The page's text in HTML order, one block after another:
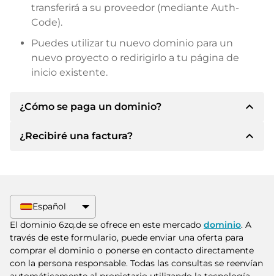
transferirá a su proveedor (mediante Auth-
Code).
Puedes utilizar tu nuevo dominio para un
nuevo proyecto o redirigirlo a tu página de
inicio existente.
¿Cómo se paga un dominio? expand_less
Tras llegar a un acuerdo, el propietario le
Paypal u otros métodos de pago.
Indique siempre el nombre de dominio y el
número de factura al realizar la transferencia.
¿Recibiré una factura? expand_less
superiores, también recibirá un contrato de
compra adicional si lo solicita.
Español
El dominio 6zq.de se ofrece en este mercado dominio. A
través de este formulario, puede enviar una oferta para
comprar el dominio o ponerse en contacto directamente
con la persona responsable. Todas las consultas se reenvían